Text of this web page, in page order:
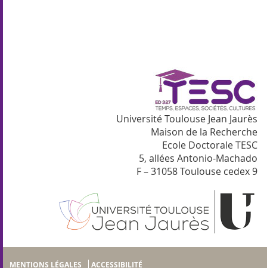
Université Toulouse Jean Jaurès
Maison de la Recherche
Ecole Doctorale TESC
5, allées Antonio-Machado
F – 31058 Toulouse cedex 9
MENTIONS LÉGALES ACCESSIBILITÉ